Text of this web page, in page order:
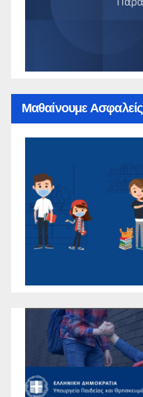
Μαθαίνουμε Ασφαλείς